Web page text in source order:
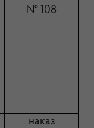
№ 108
наказ